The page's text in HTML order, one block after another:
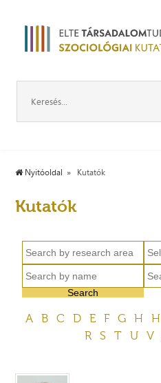
Nyitóoldal Kutatók
Kutatók
A B C D E F G H H
R S T U V